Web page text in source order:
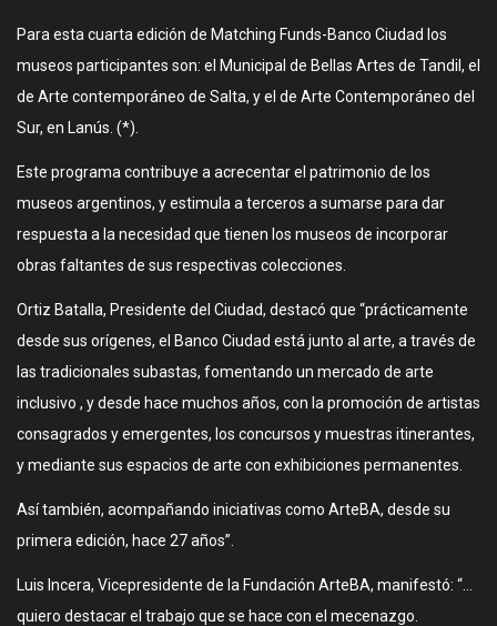
Para esta cuarta edición de Matching Funds-Banco Ciudad los
museos participantes son: el Municipal de Bellas Artes de Tandil, el
de Arte contemporáneo de Salta, y el de Arte Contemporáneo del
Sur, en Lanús. (*).
Este programa contribuye a acrecentar el patrimonio de los
museos argentinos, y estimula a terceros a sumarse para dar
respuesta a la necesidad que tienen los museos de incorporar
obras faltantes de sus respectivas colecciones.
Ortiz Batalla, Presidente del Ciudad, destacó que “prácticamente
desde sus orígenes, el Banco Ciudad está junto al arte, a través de
las tradicionales subastas, fomentando un mercado de arte
inclusivo , y desde hace muchos años, con la promoción de artistas
consagrados y emergentes, los concursos y muestras itinerantes,
y mediante sus espacios de arte con exhibiciones permanentes.
Así también, acompañando iniciativas como ArteBA, desde su
primera edición, hace 27 años”.
Luis Incera, Vicepresidente de la Fundación ArteBA, manifestó: “…
quiero destacar el trabajo que se hace con el mecenazgo.